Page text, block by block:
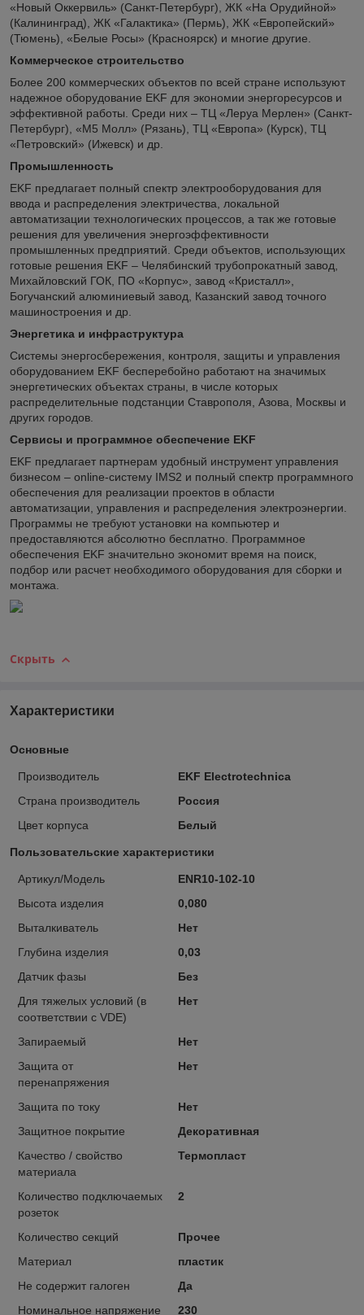
«Новый Оккервиль» (Санкт-Петербург), ЖК «На Орудийной»
(Калининград), ЖК «Галактика» (Пермь), ЖК «Европейский»
(Тюмень), «Белые Росы» (Красноярск) и многие другие.
Коммерческое строительство
Более 200 коммерческих объектов по всей стране используют
надежное оборудование EKF для экономии энергоресурсов и
эффективной работы. Среди них – ТЦ «Леруа Мерлен» (Санкт-
Петербург), «М5 Молл» (Рязань), ТЦ «Европа» (Курск), ТЦ
«Петровский» (Ижевск) и др.
Промышленность
EKF предлагает полный спектр электрооборудования для
ввода и распределения электричества, локальной
автоматизации технологических процессов, а так же готовые
решения для увеличения энергоэффективности
промышленных предприятий. Среди объектов, использующих
готовые решения EKF – Челябинский трубопрокатный завод,
Михайловский ГОК, ПО «Корпус», завод «Кристалл»,
Богучанский алюминиевый завод, Казанский завод точного
машиностроения и др.
Энергетика и инфраструктура
Системы энергосбережения, контроля, защиты и управления
оборудованием EKF бесперебойно работают на значимых
энергетических объектах страны, в числе которых
распределительные подстанции Ставрополя, Азова, Москвы и
других городов.
Сервисы и программное обеспечение EKF
EKF предлагает партнерам удобный инструмент управления
бизнесом – online-систему IMS2 и полный спектр программного
обеспечения для реализации проектов в области
автоматизации, управления и распределения электроэнергии.
Программы не требуют установки на компьютер и
предоставляются абсолютно бесплатно. Программное
обеспечения EKF значительно экономит время на поиск,
подбор или расчет необходимого оборудования для сборки и
монтажа.
Скрыть
Характеристики
Основные
Производитель
EKF Electrotechnica
Страна производитель
Россия
Цвет корпуса
Белый
Пользовательские характеристики
Артикул/Модель
ENR10-102-10
Высота изделия
0,080
Выталкиватель
Нет
Глубина изделия
0,03
Датчик фазы
Без
Для тяжелых условий (в
соответствии с VDE)
Нет
Запираемый
Нет
Защита от
перенапряжения
Нет
Защита по току
Нет
Защитное покрытие
Декоративная
Качество / свойство
материала
Термопласт
Количество подключаемых
розеток
2
Количество секций
Прочее
Материал
пластик
Не содержит галоген
Да
Номинальное напряжение
230